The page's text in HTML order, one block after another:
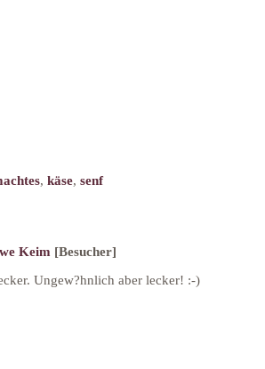
, käse, senf
Keim [Besucher]
Ungew?hnlich aber lecker! :-)